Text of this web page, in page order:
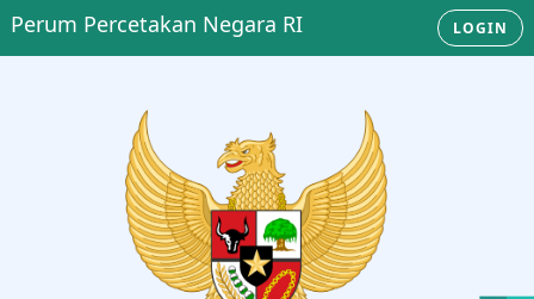
Perum Percetakan Negara RI LOGIN